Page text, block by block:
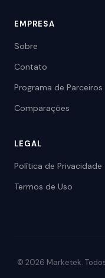
EMPRESA
Sobre
Contato
Programa de Parceiros
Comparações
LEGAL
Política de Privacidade
Termos de Uso
© 2026 Marketek.